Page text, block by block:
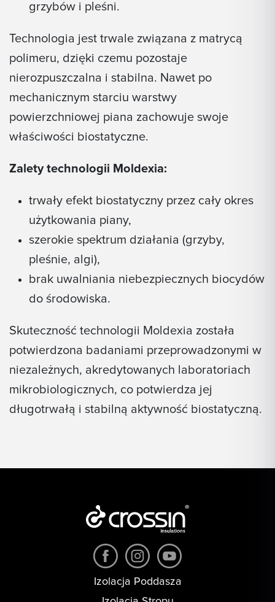
grzybów i pleśni.
Technologia jest trwale związana z matrycą
polimeru, dzięki czemu pozostaje
nierozpuszczalna i stabilna. Nawet po
mechanicznym starciu warstwy
powierzchniowej piana zachowuje swoje
właściwości biostatyczne.
Zalety technologii Moldexia:
trwały efekt biostatyczny przez cały okres
użytkowania piany,
szerokie spektrum działania (grzyby,
pleśnie, algi),
brak uwalniania niebezpiecznych biocydów
do środowiska.
Skuteczność technologii Moldexia została
potwierdzona badaniami przeprowadzonymi w
niezależnych, akredytowanych laboratoriach
mikrobiologicznych, co potwierdza jej
długotrwałą i stabilną aktywność biostatyczną.
Izolacja Poddasza